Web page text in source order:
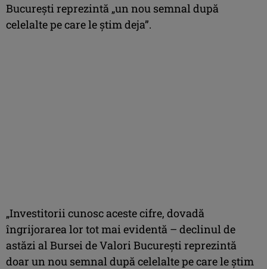
Bucureşti reprezintă „un nou semnal după
celelalte pe care le ştim deja”.
„Investitorii cunosc aceste cifre, dovadă
îngrijorarea lor tot mai evidentă – declinul de
astăzi al Bursei de Valori Bucureşti reprezintă
doar un nou semnal după celelalte pe care le ştim